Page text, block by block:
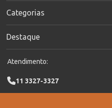
Categorias
Destaque
Atendimento:
11 3327-3327